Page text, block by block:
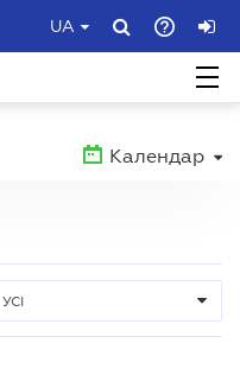
UA
Календар
УСІ